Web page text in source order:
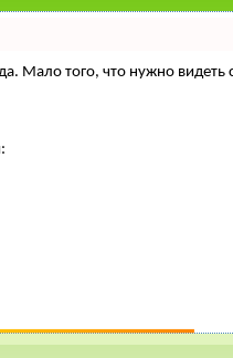
Мало того, что нужно